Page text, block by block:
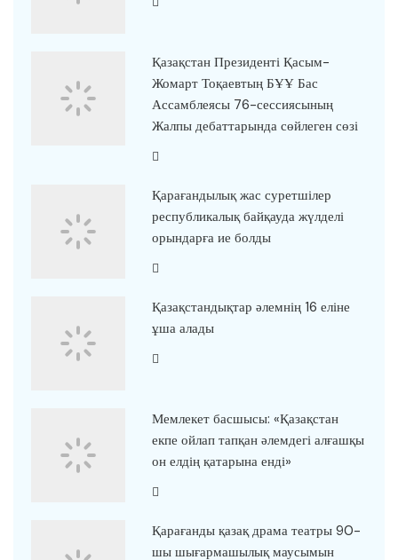
Қазақстан Президенті Қасым-
Жомарт Тоқаевтың БҰҰ Бас
Ассамблеясы 76-сессиясының
Жалпы дебаттарында сөйлеген сөзі
Қарағандылық жас суретшілер
республикалық байқауда жүлделі
орындарға ие болды
Қазақстандықтар әлемнің 16 еліне
ұша алады
Мемлекет басшысы: «Қазақстан
екпе ойлап тапқан әлемдегі алғашқы
он елдің қатарына енді»
Қарағанды қазақ драма театры 90-
шы шығармашылық маусымын